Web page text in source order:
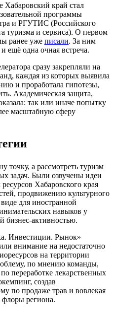
край стал
программы
и РГУТИС (Российского
туризма и сервиса). О первом
ранее уже писали. За ним
ещё одна очная встреча.
сразу закрепляли на
каждая из которых выявила
и проработала гипотезы,
Академическая защита,
так или иначе попытку
масштабную сферу
точку, а рассмотреть туризм
задач. Были озвучены идеи
Хабаровского края
продвижению культурного
для иностранной
навыков у
бизнес-активностью.
Инвестиции. Рынок»
внимание на недостаточно
на территории
по мнению команды,
переработке лекарственных
создав
по продаже трав и вовлекая
флоры региона.